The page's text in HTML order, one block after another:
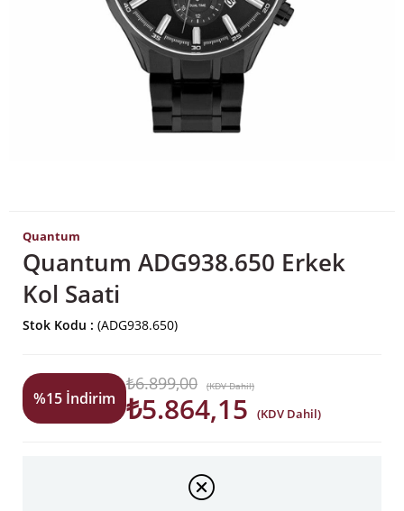
Quantum
Quantum ADG938.650 Erkek
Kol Saati
Stok Kodu (ADG938.650)
%15 İndirim
₺6.899,00 (KDV Dahil)
₺5.864,15 (KDV Dahil)